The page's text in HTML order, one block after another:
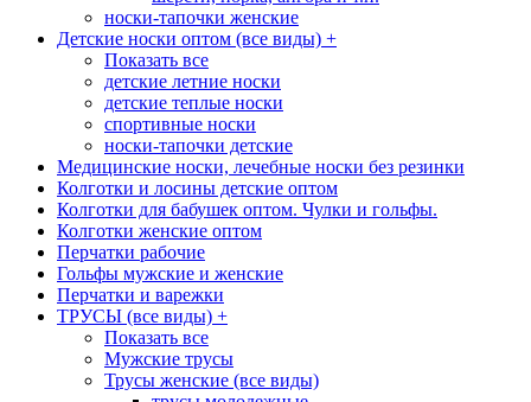
носки-тапочки женские
Детские носки оптом (все виды) +
Показать все
детские летние носки
детские теплые носки
спортивные носки
носки-тапочки детские
Медицинские носки, лечебные носки без резинки
Колготки и лосины детские оптом
Колготки для бабушек оптом. Чулки и гольфы.
Колготки женские оптом
Перчатки рабочие
Гольфы мужские и женские
Перчатки и варежки
ТРУСЫ (все виды) +
Показать все
Мужские трусы
Трусы женские (все виды)